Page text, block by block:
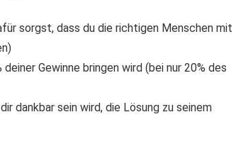
sorgst, dass du die richtigen Menschen mit
Gewinne bringen wird (bei nur 20% des
dankbar sein wird, die Lösung zu seinem